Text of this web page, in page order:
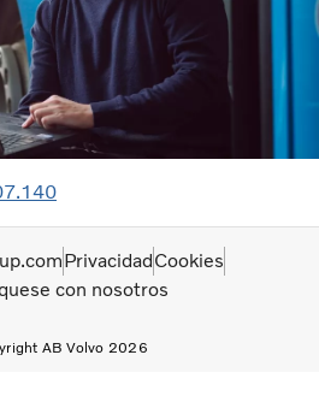
AB Volvo 2026
PrivacidadCookies
con nosotros